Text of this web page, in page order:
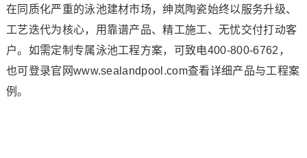
在同质化严重的泳池建材市场，绅岚陶瓷始终以服务升级、
工艺迭代为核心，用靠谱产品、精工施工、无忧交付打动客
户。如需定制专属泳池工程方案，可致电400-800-6762，
也可登录官网www.sealandpool.com查看详细产品与工程案
例。